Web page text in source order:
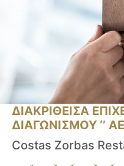
ΔΙΑΚΡΙΘΕΙΣΑ
ΔΙΑΓΩΝΙΣΜΟΥ ‘’
Costas Zorbas